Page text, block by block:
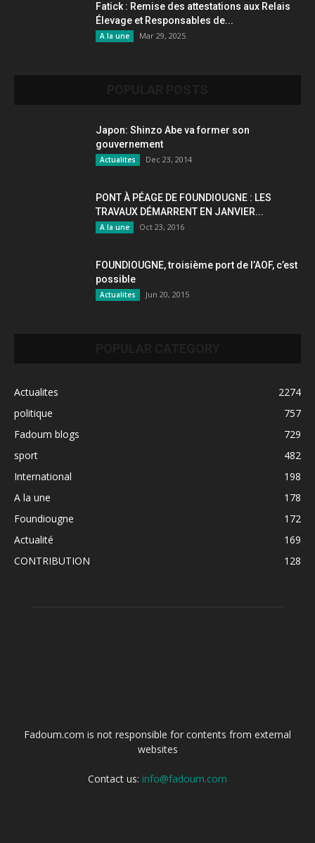
Fatick : Remise des attestations aux Relais
Élevage et Responsables de...
A la une Mar 29, 2025
Japon: Shinzo Abe va former son
gouvernement
Actualites Dec 23, 2014
PONT À PÉAGE DE FOUNDIOUGNE : LES
TRAVAUX DÉMARRENT EN JANVIER...
A la une Oct 23, 2016
FOUNDIOUGNE, troisième port de l’AOF, c’est
possible
Actualites Jun 20, 2015
Actualites
2274
politique
757
Fadoum blogs
729
sport
482
International
198
A la une
178
Foundiougne
172
Actualité
169
CONTRIBUTION
128
Fadoum.com is not responsible for contents from external
websites
Contact us: info@fadoum.com